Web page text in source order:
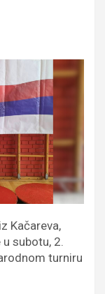
Kačareva,
subotu, 2.
turniru